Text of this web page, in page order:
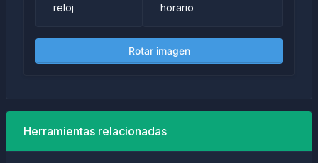
reloj
horario
Rotar imagen
Herramientas relacionadas